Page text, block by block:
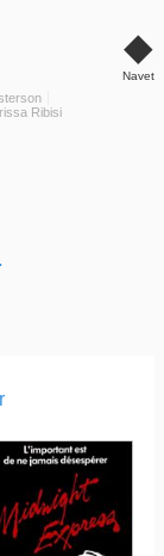
◆
Navet
Ribisi